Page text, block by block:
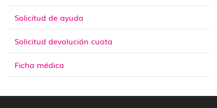
Solicitud de ayuda
Solicitud devolución cuota
Ficha médica